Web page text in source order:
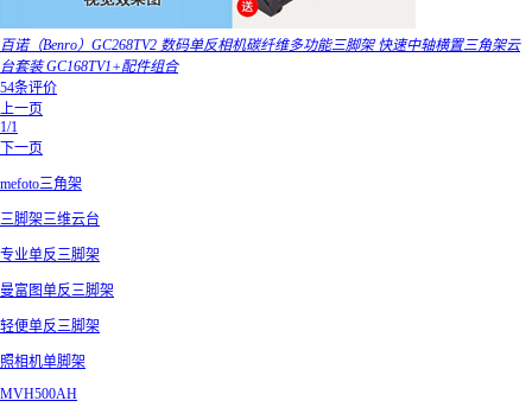
百诺（Benro）GC268TV2 数码单反相机碳纤维多功能三脚架 快速中轴横置三角架云
台套装 GC168TV1+配件组合
54条评价
上一页
1/1
下一页
mefoto三角架
三脚架三维云台
专业单反三脚架
曼富图单反三脚架
轻便单反三脚架
照相机单脚架
MVH500AH